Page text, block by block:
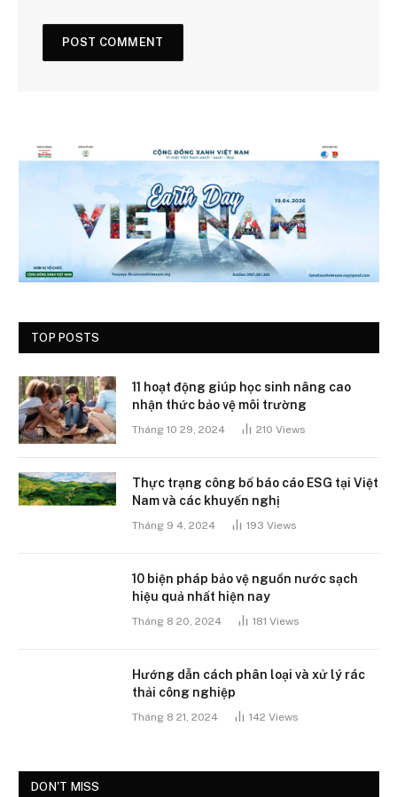
TOP POSTS
11 hoạt động giúp học sinh nâng cao
nhận thức bảo vệ môi trường
Tháng 10 29, 2024 210 Views
Thực trạng công bố báo cáo ESG tại Việt
Nam và các khuyến nghị
Tháng 9 4, 2024 193 Views
10 biện pháp bảo vệ nguồn nước sạch
hiệu quả nhất hiện nay
Tháng 8 20, 2024 181 Views
Hướng dẫn cách phân loại và xử lý rác
thải công nghiệp
Tháng 8 21, 2024 142 Views
DON'T MISS